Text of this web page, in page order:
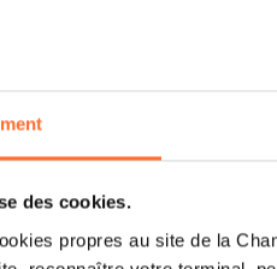
des cookies.
propres au site de la